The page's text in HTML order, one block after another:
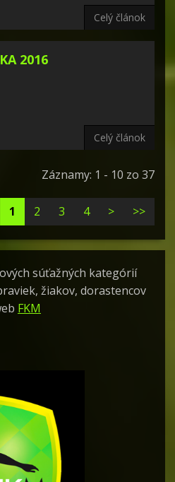
Celý článok
2016
Celý článok
Záznamy: 1 - 10 zo 37
1 2 3 4 > >>
súťažných kategórií
žiakov, dorastencov
FKM